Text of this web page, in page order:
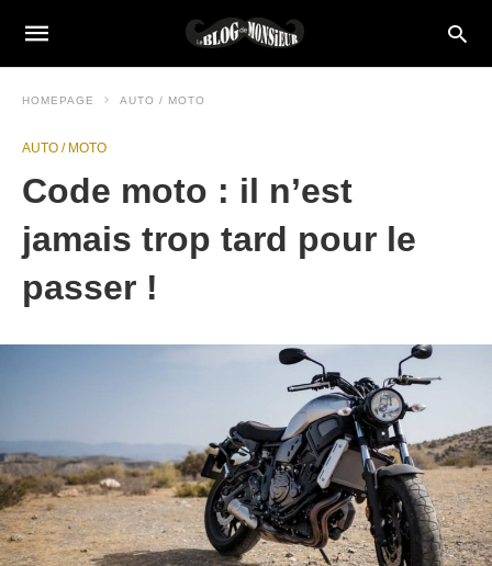
HOMEPAGE AUTO / MOTO
AUTO / MOTO
Code moto : il n’est
jamais trop tard pour le
passer !